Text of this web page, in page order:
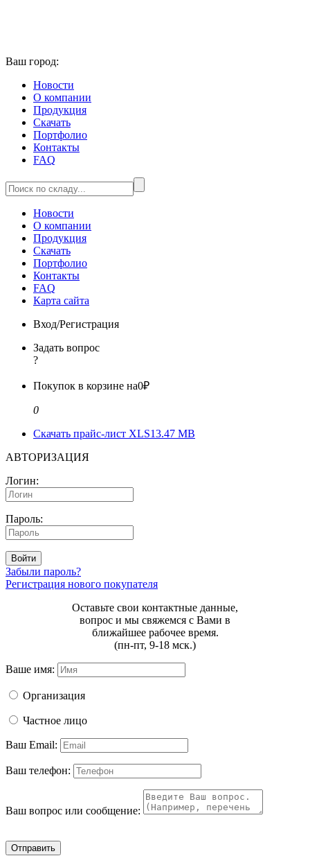
Ваш город:
Новости
О компании
Продукция
Скачать
Портфолио
Контакты
FAQ
Новости
О компании
Продукция
Скачать
Портфолио
Контакты
FAQ
Карта сайта
Вход/Регистрация
Задать вопрос
?
Покупок в корзине на0₽
0
Скачать прайс-лист XLS13.47 MB
АВТОРИЗАЦИЯ
Логин:
Пароль:
Войти
Забыли пароль?
Регистрация нового покупателя
Оставьте свои контактные данные,
вопрос и мы свяжемся с Вами в
ближайшее рабочее время.
(пн-пт, 9-18 мск.)
Ваше имя:
Организация
Частное лицо
Ваш Email:
Ваш телефон:
Ваш вопрос или сообщение:
Отправить